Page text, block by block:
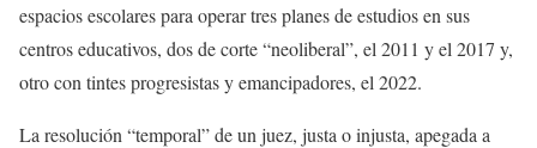
espacios escolares para operar tres planes de estudios en sus
centros educativos, dos de corte “neoliberal”, el 2011 y el 2017 y,
otro con tintes progresistas y emancipadores, el 2022.
La resolución “temporal” de un juez, justa o injusta, apegada a